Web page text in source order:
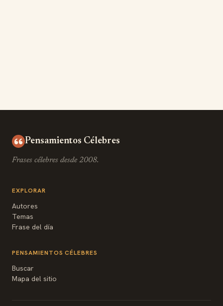
Pensamientos Célebres
Frases célebres desde 2008.
EXPLORAR
Autores
Temas
Frase del día
PENSAMIENTOS CÉLEBRES
Buscar
Mapa del sitio